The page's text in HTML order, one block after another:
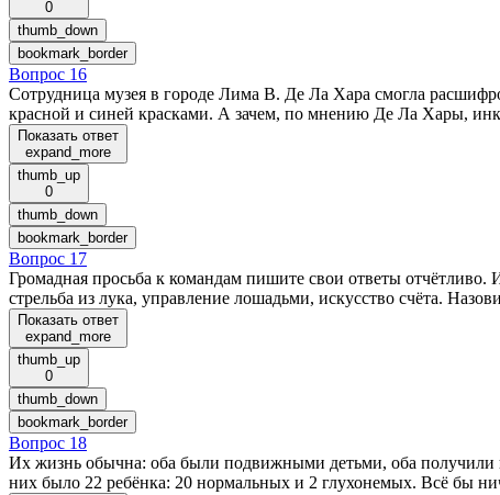
0
thumb_down
bookmark_border
Вопрос 16
Сотрудница музея в городе Лима В. Де Ла Хара смогла
красной и синей красками. А зачем, по мнению Де Ла Хары,
Показать ответ
expand_more
thumb_up
0
thumb_down
bookmark_border
Вопрос 17
Громадная просьба к командам пишите свои ответы
стрельба из лука, управление лошадьми, искусство счёта.
Показать ответ
expand_more
thumb_up
0
thumb_down
bookmark_border
Вопрос 18
Их жизнь обычна: оба были подвижными детьми, оба получили
них было 22 ребёнка: 20 нормальных и 2 глухонемых. Всё бы